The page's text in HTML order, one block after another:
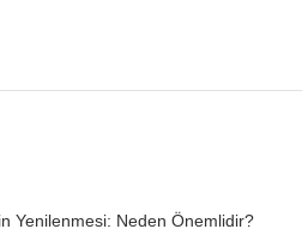
Yenilenmesi: Neden Önemlidir?